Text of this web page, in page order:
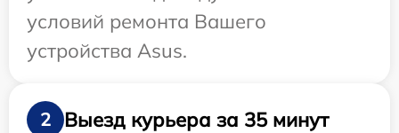
условий ремонта Вашего
устройства Asus.
2
Выезд курьера за 35 минут